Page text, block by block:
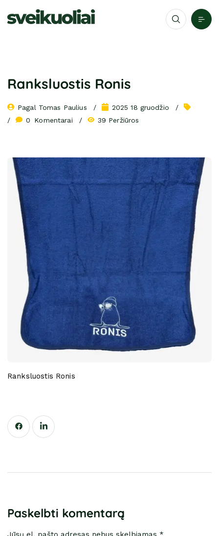
Ranksluostis Ronis
Pagal Tomas Paulius
2025 18 gruodžio
0
Komentarai 39 Peržiūros
Ranksluostis Ronis
Paskelbti komentarą